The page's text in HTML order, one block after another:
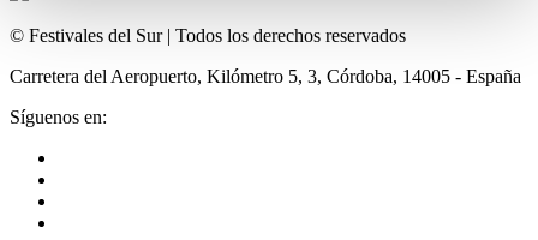
© Festivales del Sur | Todos los derechos reservados
Carretera del Aeropuerto, Kilómetro 5, 3, Córdoba, 14005 - España
Síguenos en: